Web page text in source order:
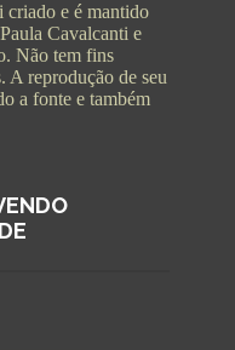
e é mantido
Cavalcanti e
Não tem fins
A reprodução de seu
a fonte e também